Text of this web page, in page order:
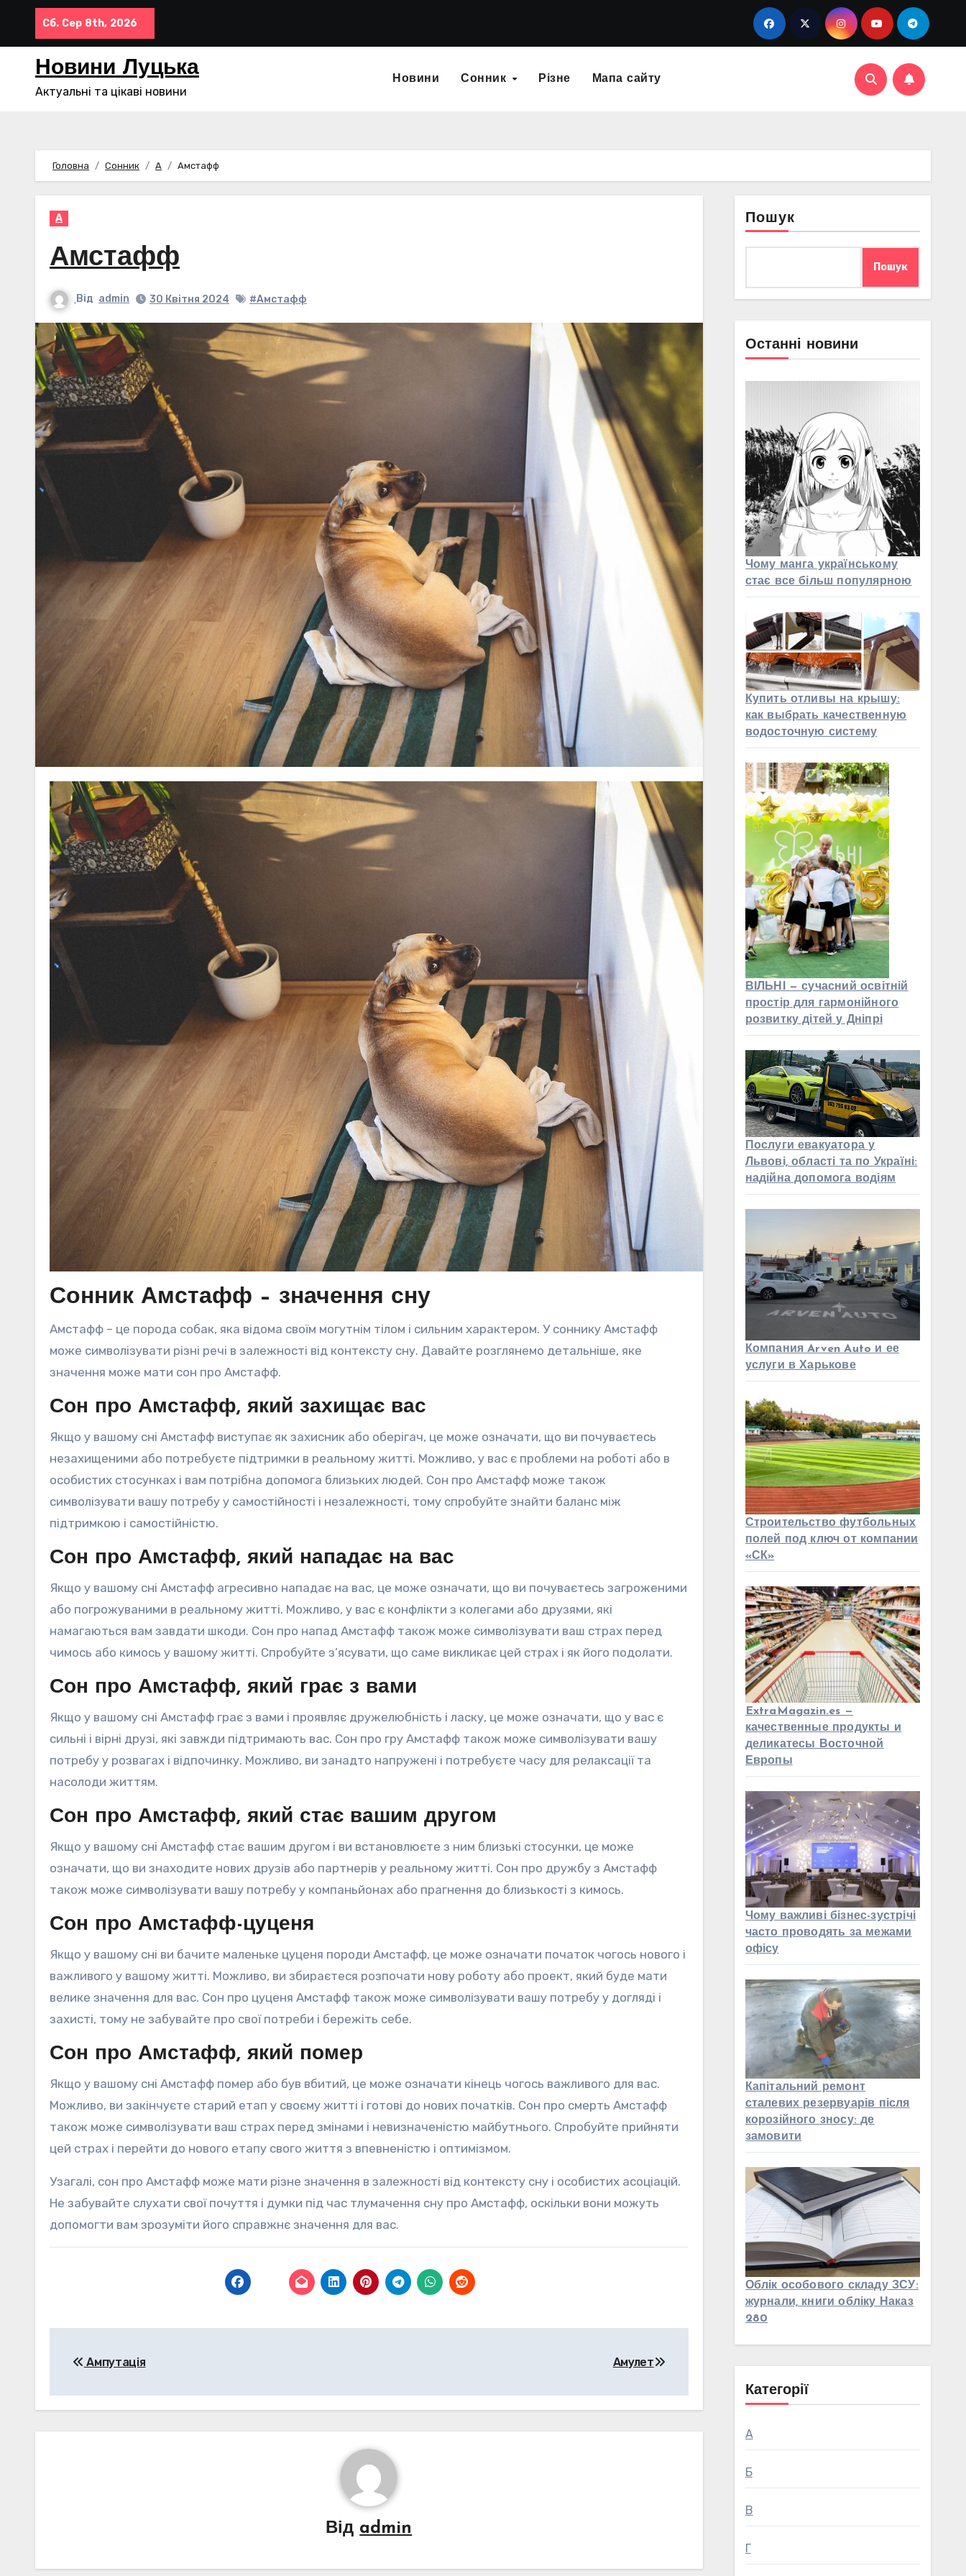
Перейти
контенту
Сб. Сер 8th, 2026
Новини Луцька
Актуальні та цікаві новини
Новини Сонник Різне Мапа сайту
Головна Сонник А Амстафф
А
Амстафф
Від admin 30 Квітня 2024 #Амстафф
Сонник Амстафф – значення сну
Амстафф – це порода собак, яка відома своїм могутнім тілом і сильним характером. У соннику Амстафф
може символізувати різні речі в залежності від контексту сну. Давайте розглянемо детальніше, яке
значення може мати сон про Амстафф.
Сон про Амстафф, який захищає вас
Якщо у вашому сні Амстафф виступає як захисник або оберігач, це може означати, що ви почуваєтесь
незахищеними або потребуєте підтримки в реальному житті. Можливо, у вас є проблеми на роботі або в
особистих стосунках і вам потрібна допомога близьких людей. Сон про Амстафф може також
символізувати вашу потребу у самостійності і незалежності, тому спробуйте знайти баланс між
підтримкою і самостійністю.
Сон про Амстафф, який нападає на вас
Якщо у вашому сні Амстафф агресивно нападає на вас, це може означати, що ви почуваєтесь загроженими
або погрожуваними в реальному житті. Можливо, у вас є конфлікти з колегами або друзями, які
намагаються вам завдати шкоди. Сон про напад Амстафф також може символізувати ваш страх перед
чимось або кимось у вашому житті. Спробуйте з’ясувати, що саме викликає цей страх і як його подолати.
Сон про Амстафф, який грає з вами
Якщо у вашому сні Амстафф грає з вами і проявляє дружелюбність і ласку, це може означати, що у вас є
сильні і вірні друзі, які завжди підтримають вас. Сон про гру Амстафф також може символізувати вашу
потребу у розвагах і відпочинку. Можливо, ви занадто напружені і потребуєте часу для релаксації та
насолоди життям.
Сон про Амстафф, який стає вашим другом
Якщо у вашому сні Амстафф стає вашим другом і ви встановлюєте з ним близькі стосунки, це може
означати, що ви знаходите нових друзів або партнерів у реальному житті. Сон про дружбу з Амстафф
також може символізувати вашу потребу у компаньйонах або прагнення до близькості з кимось.
Сон про Амстафф-цуценя
Якщо у вашому сні ви бачите маленьке цуценя породи Амстафф, це може означати початок чогось нового і
важливого у вашому житті. Можливо, ви збираєтеся розпочати нову роботу або проект, який буде мати
велике значення для вас. Сон про цуценя Амстафф також може символізувати вашу потребу у догляді і
захисті, тому не забувайте про свої потреби і бережіть себе.
Сон про Амстафф, який помер
Якщо у вашому сні Амстафф помер або був вбитий, це може означати кінець чогось важливого для вас.
Можливо, ви закінчуєте старий етап у своєму житті і готові до нових початків. Сон про смерть Амстафф
також може символізувати ваш страх перед змінами і невизначеністю майбутнього. Спробуйте прийняти
цей страх і перейти до нового етапу свого життя з впевненістю і оптимізмом.
Узагалі, сон про Амстафф може мати різне значення в залежності від контексту сну і особистих асоціацій.
Не забувайте слухати свої почуття і думки під час тлумачення сну про Амстафф, оскільки вони можуть
допомогти вам зрозуміти його справжнє значення для вас.
записів
Ампутація Амулет
Від admin
Пошук
Пошук
Останні новини
Чому манга українському
стає все більш популярною
Купить отливы на крышу:
как выбрать качественную
водосточную систему
ВІЛЬНІ — сучасний освітній
простір для гармонійного
розвитку дітей у Дніпрі
Послуги евакуатора у
Львові, області та по Україні:
надійна допомога водіям
Компания Arven Auto и ее
услуги в Харькове
Строительство футбольных
полей под ключ от компании
«СК»
ExtraMagazin.es —
качественные продукты и
деликатесы Восточной
Европы
Чому важливі бізнес-зустрічі
часто проводять за межами
офісу
Капітальний ремонт
сталевих резервуарів після
корозійного зносу: де
замовити
Облік особового складу ЗСУ:
журнали, книги обліку Наказ
280
Категорії
А
Б
В
Г